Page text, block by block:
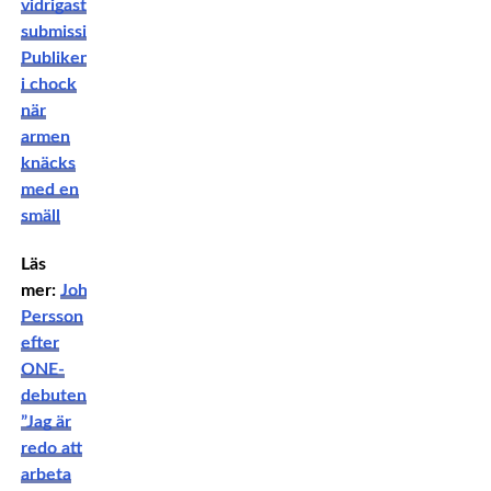
vidrigaste
submission:
Publiken
i chock
när
armen
knäcks
med en
smäll
Läs
mer: Johanna
Persson
efter
ONE-
debuten:
”Jag är
redo att
arbeta